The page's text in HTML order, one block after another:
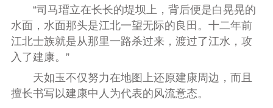
“司马瑨立在长长的堤坝上，背后便是白晃晃的
水面，水面那头是江北一望无际的良田。十二年前
江北士族就是从那里一路杀过来，渡过了江水，攻
入了建康。”
天如玉不仅努力在地图上还原建康周边，而且
擅长书写以建康中人为代表的风流意态。